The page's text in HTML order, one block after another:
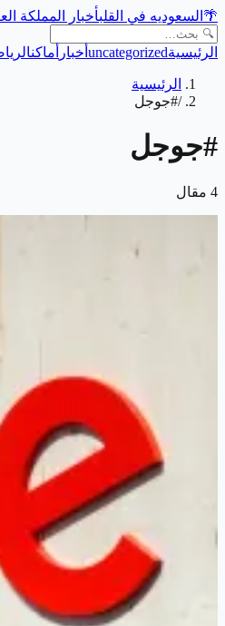
🌴 السعوديه في القلبأخبار المملكة
الرئيسيةuncategorized أخبار أماكن
الرئيسية
/#جوجل
#جوجل
4 مقال